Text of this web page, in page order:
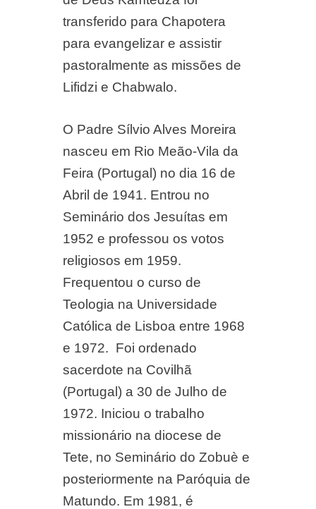
transferido para Chapotera
para evangelizar e assistir
pastoralmente as missões de
Lifidzi e Chabwalo.
O Padre Sílvio Alves Moreira
nasceu em Rio Meão-Vila da
Feira (Portugal) no dia 16 de
Abril de 1941. Entrou no
Seminário dos Jesuítas em
1952 e professou os votos
religiosos em 1959.
Frequentou o curso de
Teologia na Universidade
Católica de Lisboa entre 1968
e 1972. Foi ordenado
sacerdote na Covilhã
(Portugal) a 30 de Julho de
1972. Iniciou o trabalho
missionário na diocese de
Tete, no Seminário do Zobuè e
posteriormente na Paróquia de
Matundo. Em 1981, é